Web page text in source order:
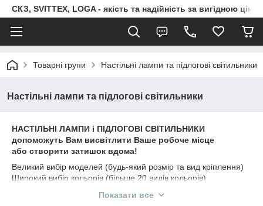
СКЗ, SVITTEX, LOGA - якість та надійність за вигідною
Товарні групи Настільні лампи та підлогові світильники
Настільні лампи та підлогові світильники
НАСТІЛЬНІ ЛАМПИ і ПІДЛОГОВІ СВІТИЛЬНИКИ
допоможуть Вам висвітлити Ваше робоче місце
або створити затишок вдома!
Великий вибір моделей (будь-який розмір та вид кріплення)
Широкий вибір кольорів (більше 20 видів кольорів)
до ніжних і пастельних)
Показати все